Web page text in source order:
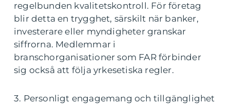
regelbunden kvalitetskontroll. För företag
blir detta en trygghet, särskilt när banker,
investerare eller myndigheter granskar
siffrorna. Medlemmar i
branschorganisationer som FAR förbinder
sig också att följa yrkesetiska regler.
3. Personligt engagemang och tillgänglighet